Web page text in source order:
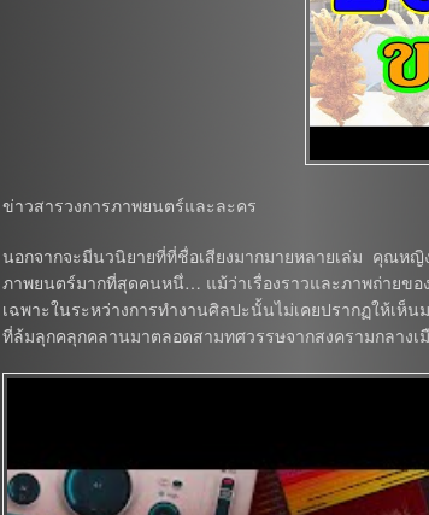
ข่าวสารวงการภาพยนตร์และละคร
นอกจากจะมีนวนิยายที่ที่ชื่อเสียงมากมายหลายเล่ม คุณหญิ
ภาพยนตร์มากที่สุดคนหนึ่… แม้ว่าเรื่องราวและภาพถ่ายขอ
เฉพาะในระหว่างการทำงานศิลปะนั้นไม่เคยปรากฏให้เ
ที่ล้มลุกคลุกคลานมาตลอดสามทศวรรษจากสงครามกลาง